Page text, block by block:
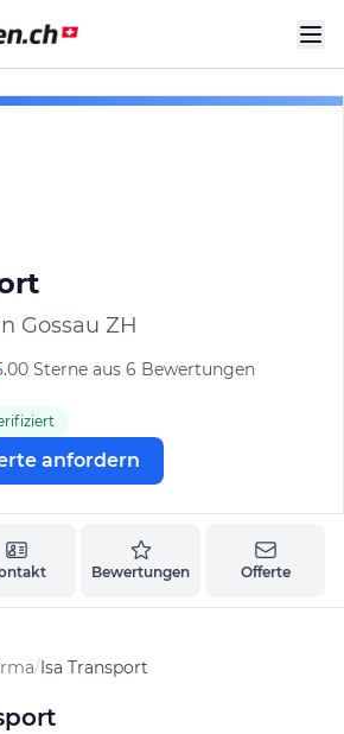
Gossau ZH
Sterne aus 6 Bewertungen
anfordern
Bewertungen Offerte
/Isa Transport